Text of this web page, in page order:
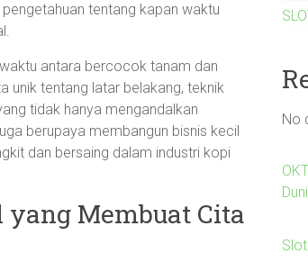
tentang kapan waktu
antara bercocok tanam dan
unik tentang latar belakang, teknik
tidak hanya mengandalkan
berupaya membangun bisnis kecil
dan bersaing dalam industri kopi
Membuat Cita
No